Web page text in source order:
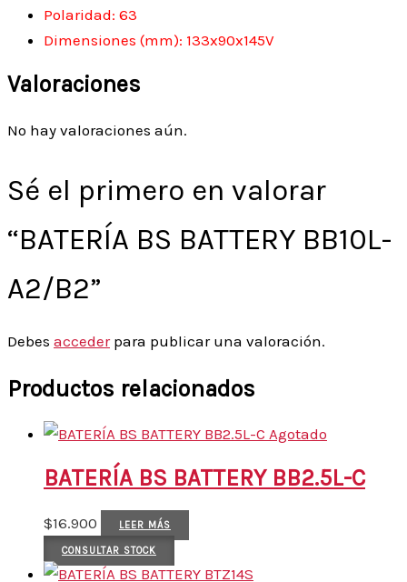
Polaridad: 63
Dimensiones (mm): 133x90x145V
Valoraciones
No hay valoraciones aún.
Sé el primero en valorar
“BATERÍA BS BATTERY BB10L-
A2/B2”
Debes accederpara publicar una valoración.
Productos relacionados
Agotado
BATERÍA BS BATTERY BB2.5L-C
$16.900 LEER MÁS
CONSULTAR STOCK